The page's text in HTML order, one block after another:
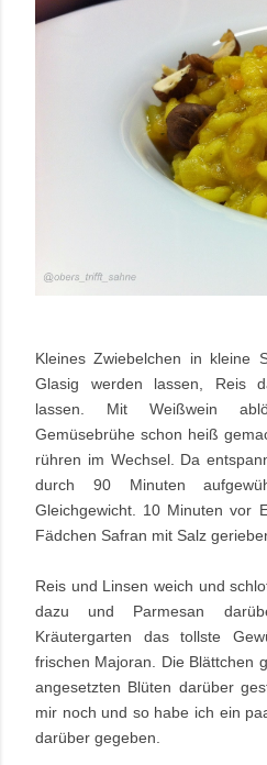
Kleines Zwiebelchen in kleine
Glasig werden lassen, Reis
lassen. Mit Weißwein
Gemüsebrühe schon heiß
rühren im Wechsel. Da
durch 90 Minuten
Gleichgewicht. 10 Minuten vor
Fädchen Safran mit Salz
Reis und Linsen weich und
dazu und Parmesan
Kräutergarten das tollste
frischen Majoran. Die Blättchen
angesetzten Blüten darüber
mir noch und so habe ich ein
darüber gegeben.